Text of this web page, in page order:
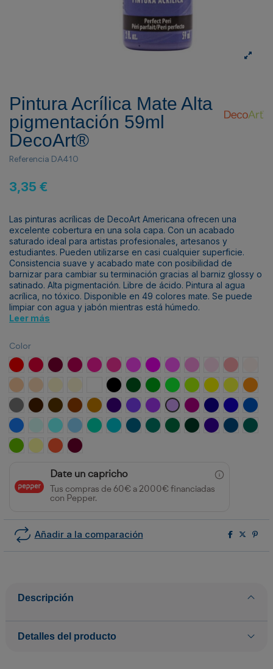
Pintura Acrílica Mate Alta
pigmentación 59ml
DecoArt®
Referencia DA410
3,35 €
Las pinturas acrílicas de DecoArt Americana ofrecen una
excelente cobertura en una sola capa. Con un acabado
saturado ideal para artistas profesionales, artesanos y
estudiantes. Pueden utilizarse en casi cualquier superficie.
Consistencia suave y acabado mate con posibilidad de
barnizar para cambiar su terminación gracias al barniz glossy o
satinado. Alta pigmentación. Libre de ácido. Pintura al agua
acrílica, no tóxico. Disponible en 49 colores mate. Se puede
limpiar con agua y jabón mientras está húmedo.
Leer más
Color
Rojo Verdadero
Rojo Primario
Borgoña Profundo
Mora Silvestre
Fucsia Pop
Fresa Rosa AlegreFucsia realRosa Calesita
Rosa BebéRosadoFlor de
Nube CoralBeis CálidoCrema de leche
Manteca claro
Blanco nieve
Negro marfilVerde foresta
Verde Festivo
Manzana Agria
Verde LimónAmarillo de
Amarillo
Gris PiedraSombra Tostada
Chocolate oscuro
Siena Tostada
Marrón MielPúrpura Dioxadina
LavandaPétalo Púrpura
Peri Perfecto
Violeta vívido
Azul Profundo
Azul RealAzul
Frambuesa azul
Azul Cristal
Orilla Azul BebéBrisa del mar
Turquesa del desierto
Azul Tropical
Cola de sirena
Verde JoyaNegro Bosque
Crepúsculo
Hoja Nueva
Patito GaulteriaCereza Merlot
Date un capricho
Tus compras de 60€ a 2000€ financiadas
con Pepper.
Añadir a la comparación
Descripción
Detalles del producto